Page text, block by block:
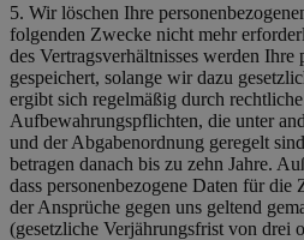
5. Wir löschen Ihre
folgenden Zwecke nicht mehr
des Vertragsverhältnisses werden Ihre
gespeichert, solange wir dazu
ergibt sich regelmäßig durch
Aufbewahrungspflichten, die unter
und der Abgabenordnung geregelt
betragen danach bis zu zehn Jahre.
dass personenbezogene Daten für
der Ansprüche gegen uns geltend
(gesetzliche Verjährungsfrist von drei